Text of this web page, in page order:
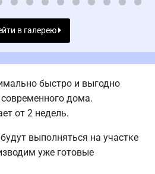
в галерею
быстро и выгодно
дома.
от 2 недель.
выполняться на участке
уже готовые